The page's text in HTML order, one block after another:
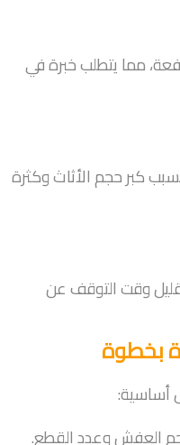
مما يتطلب خبرة في
كبر حجم الأثاث وكثرة
وقت التوقف عن
بخطوة
أساسية: